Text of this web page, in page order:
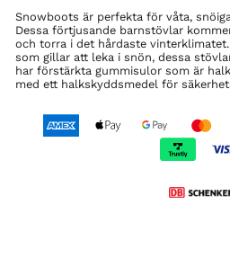
Snowboots är perfekta för våta,
Dessa förtjusande barnstövlar
och torra i det hårdaste
som gillar att leka i snön, dessa
har förstärkta gummisulor som är
med ett halkskyddsmedel för